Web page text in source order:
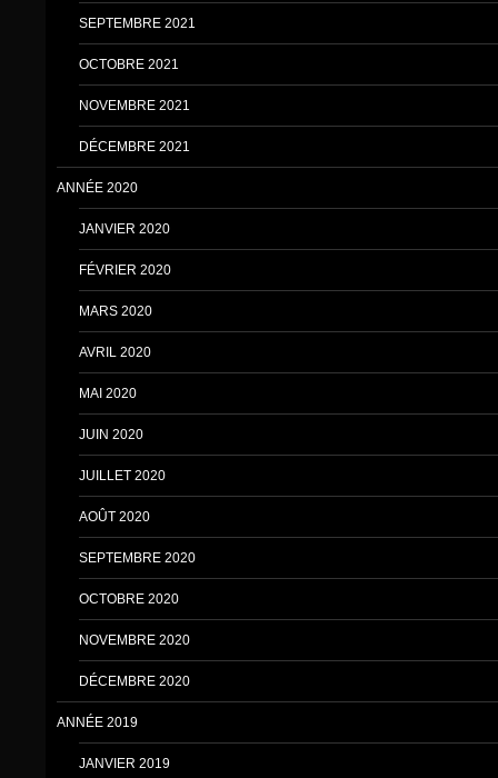
SEPTEMBRE 2021
OCTOBRE 2021
NOVEMBRE 2021
DÉCEMBRE 2021
ANNÉE 2020
JANVIER 2020
FÉVRIER 2020
MARS 2020
AVRIL 2020
MAI 2020
JUIN 2020
JUILLET 2020
AOÛT 2020
SEPTEMBRE 2020
OCTOBRE 2020
NOVEMBRE 2020
DÉCEMBRE 2020
ANNÉE 2019
JANVIER 2019